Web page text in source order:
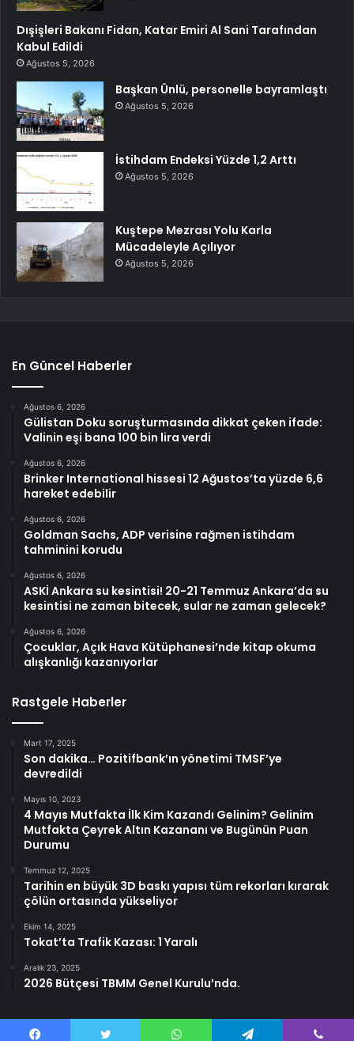
Dışişleri Bakanı Fidan, Katar Emiri Al Sani Tarafından
Kabul Edildi
Ağustos 5, 2026
Başkan Ünlü, personelle bayramlaştı
Ağustos 5, 2026
İstihdam Endeksi Yüzde 1,2 Arttı
Ağustos 5, 2026
Kuştepe Mezrası Yolu Karla
Mücadeleyle Açılıyor
Ağustos 5, 2026
En Güncel Haberler
Ağustos 6, 2026
Gülistan Doku soruşturmasında dikkat çeken ifade:
Valinin eşi bana 100 bin lira verdi
Ağustos 6, 2026
Brinker International hissesi 12 Ağustos’ta yüzde 6,6
hareket edebilir
Ağustos 6, 2026
Goldman Sachs, ADP verisine rağmen istihdam
tahminini korudu
Ağustos 6, 2026
ASKİ Ankara su kesintisi! 20-21 Temmuz Ankara’da su
kesintisi ne zaman bitecek, sular ne zaman gelecek?
Ağustos 6, 2026
Çocuklar, Açık Hava Kütüphanesi’nde kitap okuma
alışkanlığı kazanıyorlar
Rastgele Haberler
Mart 17, 2025
Son dakika… Pozitifbank’ın yönetimi TMSF’ye
devredildi
Mayıs 10, 2023
4 Mayıs Mutfakta İlk Kim Kazandı Gelinim? Gelinim
Mutfakta Çeyrek Altın Kazananı ve Bugünün Puan
Durumu
Temmuz 12, 2025
Tarihin en büyük 3D baskı yapısı tüm rekorları kırarak
çölün ortasında yükseliyor
Ekim 14, 2025
Tokat’ta Trafik Kazası: 1 Yaralı
Aralık 23, 2025
2026 Bütçesi TBMM Genel Kurulu’nda.